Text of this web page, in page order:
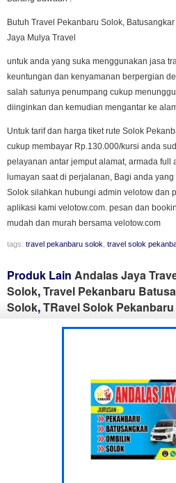
Butuh Travel Pekanbaru Solok,
Jaya Mulya Travel
untuk anda yang suka menggunakan jasa
keuntungan dan kenyamanan berpergian
salah satunya penumpang cukup
diinginkan dan kemudian mengantar ke
Untuk tarif dan harga tiket rute Solok
cukup membayar Rp.130.000/kursi anda
pelayanan antar jemput alamat, armada full
lumayan saat di perjalanan, Bagi anda
Solok silahkan hubungi admin velotow dan
aplikasi kami velotow.com. pesan dan
mudah dan murah bersama velotow.com
tags: travel pekanbaru solok travel solok
Produk Lain Andalas Jaya
Solok,Travel Pekanbaru
Solok,TRavel Solok Pekanbaru